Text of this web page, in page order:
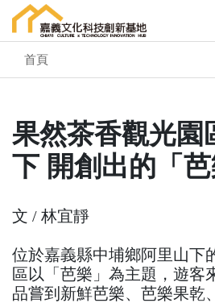
首頁
果然茶香觀光園
下 開創出的「
文 / 林宜靜
位於嘉義縣中埔鄉阿里山下
區以「芭樂」為主題，遊客
品嘗到新鮮芭樂、芭樂果乾